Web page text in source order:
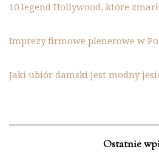
10 legend Hollywood, które
Imprezy firmowe plenerowe w
Jaki ubiór damski jest modny
Ostatnie